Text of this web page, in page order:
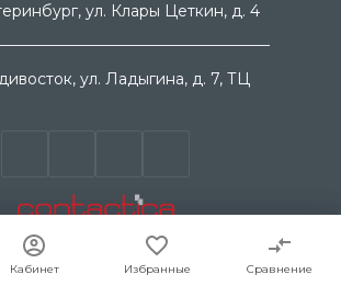
Кабинет Избранные Сравнение
Кабинет Избранные Сравнение
, ул. Клары Цеткин, д. 4
, ул. Ладыгина, д. 7, ТЦ
оборудования. Все права
защищены.